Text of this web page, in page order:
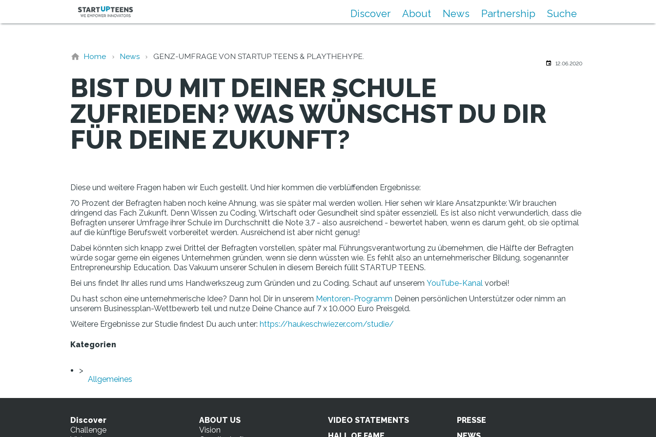
Discover About News Partnership Suche
Home News GENZ-UMFRAGE VON STARTUP TEENS & PLAYTHEHYPE.
12.06.2020
BIST DU MIT DEINER SCHULE
ZUFRIEDEN? WAS WÜNSCHST DU DIR
FÜR DEINE ZUKUNFT?
Diese und weitere Fragen haben wir Euch gestellt. Und hier kommen die verblüffenden Ergebnisse:
70 Prozent der Befragten haben noch keine Ahnung, was sie später mal werden wollen. Hier sehen wir klare Ansatzpunkte: Wir brauchen
dringend das Fach Zukunft. Denn Wissen zu Coding, Wirtschaft oder Gesundheit sind später essenziell. Es ist also nicht verwunderlich, dass die
Befragten unserer Umfrage ihrer Schule im Durchschnitt die Note 3,7 - also ausreichend - bewertet haben, wenn es darum geht, ob sie optimal
auf die künftige Berufswelt vorbereitet werden. Ausreichend ist aber nicht genug!
Dabei könnten sich knapp zwei Drittel der Befragten vorstellen, später mal Führungsverantwortung zu übernehmen, die Hälfte der Befragten
würde sogar gerne ein eigenes Unternehmen gründen, wenn sie denn wüssten wie. Es fehlt also an unternehmerischer Bildung, sogenannter
Entrepreneurship Education. Das Vakuum unserer Schulen in diesem Bereich füllt STARTUP TEENS.
Bei uns findet Ihr alles rund ums Handwerkszeug zum Gründen und zu Coding. Schaut auf unserem YouTube-Kanal vorbei!
Du hast schon eine unternehmerische Idee? Dann hol Dir in unserem Mentoren-Programm Deinen persönlichen Unterstützer oder nimm an
unserem Businessplan-Wettbewerb teil und nutze Deine Chance auf 7 x 10.000 Euro Preisgeld.
Weitere Ergebnisse zur Studie findest Du auch unter: https://haukeschwiezer.com/studie/
Kategorien
Allgemeines
Discover
Challenge
ABOUT US
Vision
VIDEO STATEMENTS
PRESSE